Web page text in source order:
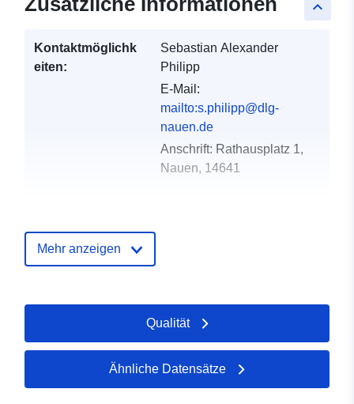
keyboard_arrow_up
Kontaktmöglichk
eiten:
Sebastian Alexander
Philipp
E-Mail:
mailto:s.philipp@dlg-
nauen.de
Anschrift: Rathausplatz 1,
Nauen, 14641
52.7268 ], [ 13.0194,
52.7268 ], [ 13.0194,
52.4973 ], [ 12.6438,
52.4973 ], [ 12.6438,
Mehr anzeigen
Qualität
Ähnliche Datensätze